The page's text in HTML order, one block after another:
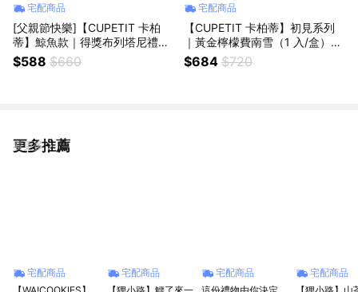
宅配商品
[父親節快樂]【CUPETIT 卡柏
蒂】鯨魚款｜得獎布列塔尼禮盒
（6 入/盒）(可常溫保存，送禮
收禮都方便！不怕冰箱被塞爆)
$588 $660
宅配商品
【CUPETIT 卡柏蒂】初見系列
｜黃金檸檬費南雪（1 入/盒）
(可常溫保存，送禮收禮都方便！
不怕冰箱被塞爆)｜彌月禮/伴手
$684 $720
更多推薦
看更多
宅配商品
宅配商品
宅配商品
宅配商品